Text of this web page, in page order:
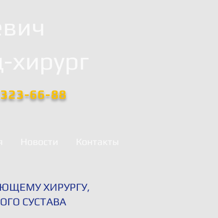
66-88
ХИРУРГУ,
СУСТАВА